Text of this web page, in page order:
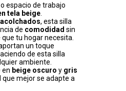
espacio de trabajo
tela beige
, esta silla
de comodidad sin
tu hogar necesita.
un toque
de esta silla
ambiente.
en beige oscuro y gris
que mejor se adapte a